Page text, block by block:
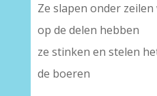
Ze slapen onder
op de delen hebben
ze stinken en stelen
de boeren